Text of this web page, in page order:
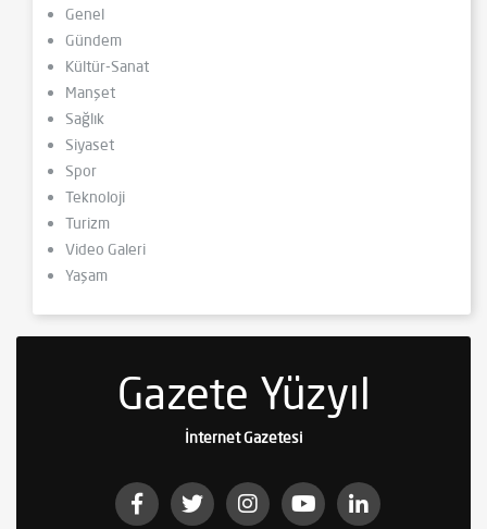
Genel
Gündem
Kültür-Sanat
Manşet
Sağlık
Siyaset
Spor
Teknoloji
Turizm
Video Galeri
Yaşam
Gazete Yüzyıl
İnternet Gazetesi